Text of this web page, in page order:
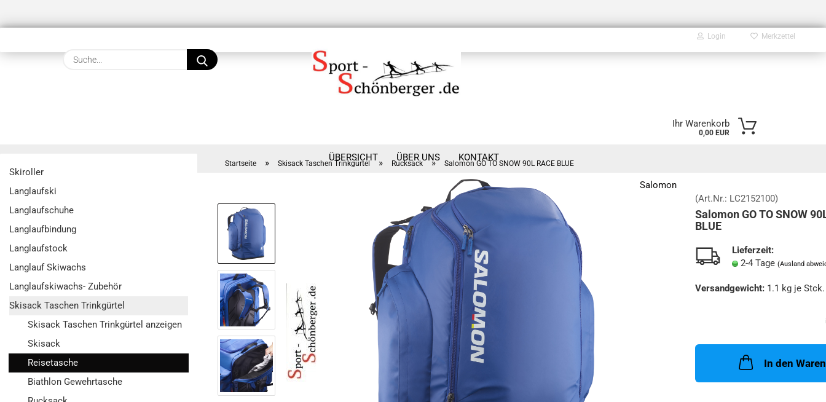
Login
Konto erstellen
Passwort vergessen?
Merkzettel
Suche...
Ihr Warenkorb
0,00 EUR
ÜBERSICHT ÜBER UNS KONTAKT
Startseite » Skisack Taschen Trinkgürtel » Rucksack » Salomon GO TO SNOW 90L RACE BLUE
Salomon
(Art.Nr.: LC2152100)
Salomon GO TO SNOW
BLUE
Lieferzeit:
2-4 Tage (Ausland
Versandgewicht: 1.1 kg je Stck.
In den
Skiroller
Langlaufski
Langlaufschuhe
Langlaufbindung
Langlaufstock
Langlauf Skiwachs
Langlaufskiwachs- Zubehör
Skisack Taschen Trinkgürtel
Skisack Taschen Trinkgürtel anzeigen
Skisack
Reisetasche
Biathlon Gewehrtasche